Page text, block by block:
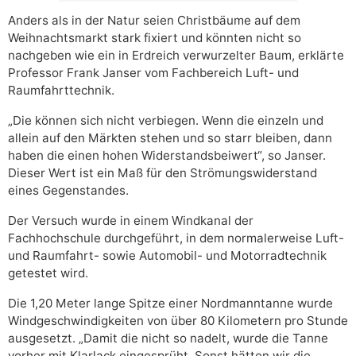
Anders als in der Natur seien Christbäume auf dem
Weihnachtsmarkt stark fixiert und könnten nicht so
nachgeben wie ein in Erdreich verwurzelter Baum, erklärte
Professor Frank Janser vom Fachbereich Luft- und
Raumfahrttechnik.
„Die können sich nicht verbiegen. Wenn die einzeln und
allein auf den Märkten stehen und so starr bleiben, dann
haben die einen hohen Widerstandsbeiwert“, so Janser.
Dieser Wert ist ein Maß für den Strömungswiderstand
eines Gegenstandes.
Der Versuch wurde in einem Windkanal der
Fachhochschule durchgeführt, in dem normalerweise Luft-
und Raumfahrt- sowie Automobil- und Motorradtechnik
getestet wird.
Die 1,20 Meter lange Spitze einer Nordmanntanne wurde
Windgeschwindigkeiten von über 80 Kilometern pro Stunde
ausgesetzt. „Damit die nicht so nadelt, wurde die Tanne